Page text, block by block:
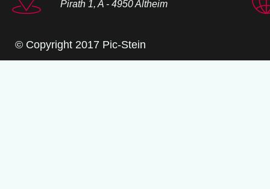
Pirath 1, A - 4950 Altheim
© Copyright 2017 Pic-Stein